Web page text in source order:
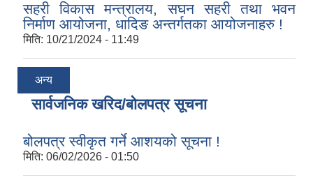
सहरी विकास मन्त्रालय, सघन सहरी तथा भवन
निर्माण आयोजना, धादिङ अन्तर्गतका आयोजनाहरु !
मिति: 10/21/2024 - 11:49
अन्य
सार्वजनिक खरिद/बोलपत्र सूचना
बोलपत्र स्वीकृत गर्ने आशयको सूचना !
मिति: 06/02/2026 - 01:50